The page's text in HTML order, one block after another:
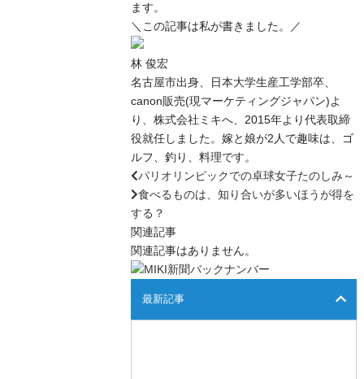
ます。
＼この記事は私が書きました。／
林 俊宏
名古屋市出身、日本大学生産工学部卒、
canon販売(現マーケティングジャパン)よ
り、株式会社ミキへ、2015年より代表取締
役就任しました。嫁と娘が2人で趣味は、ゴ
ルフ、釣り、料理です。
パリオリンピックでの卓球女子たのしみ～
食べるものは、知り合いが多いほうが得を
する？
関連記事
関連記事はありません。
最新記事